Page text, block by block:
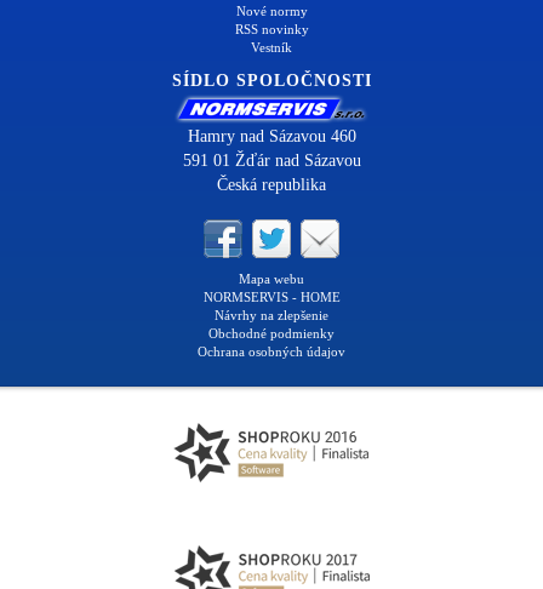
Nové normy
RSS novinky
Vestník
SÍDLO SPOLOČNOSTI
Hamry nad Sázavou 460
591 01 Žďár nad Sázavou
Česká republika
Mapa webu
NORMSERVIS - HOME
Návrhy na zlepšenie
Obchodné podmienky
Ochrana osobných údajov